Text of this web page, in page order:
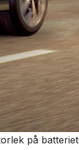
på batteriet